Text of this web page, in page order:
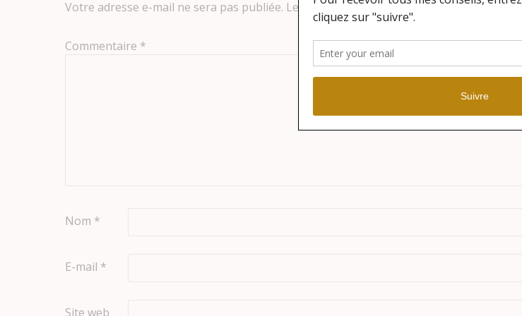
Votre adresse e-mail ne sera pas publiée. Les champs obligatoires sont indiqués avec*
Commentaire *
Nom *
E-mail *
Site web